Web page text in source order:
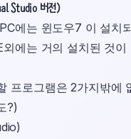
Studio 버전)
에는 윈도우7 이 설치
에는 거의 설치된 것이
프로그램은 2가지밖에
?)